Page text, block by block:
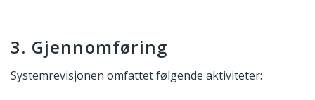
3. Gjennomføring
Systemrevisjonen omfattet følgende aktiviteter: